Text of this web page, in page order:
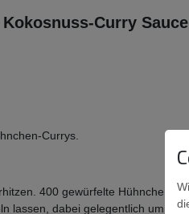
Curry
Currys.
400 gewürfelte
lassen, dabei gelegentlich